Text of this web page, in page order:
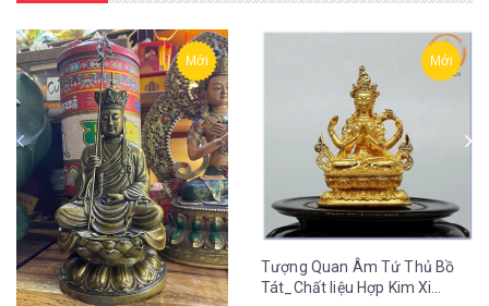
Mới Mới
Tượng Quan Âm Tứ Thủ Bồ
Tát_Chất liệu Hợp Kim Xi